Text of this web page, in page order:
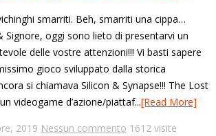
smarriti. Beh, smarriti una cippa…
Signore, oggi sono lieto di presentarvi un
delle vostre attenzioni!!! Vi basti sapere
gioco sviluppato dalla storica
si chiamava Silicon & Synapse!!! The Lost
videogame d’azione/piattaf...[Read More]
2019 Nessun commento 1612 visite